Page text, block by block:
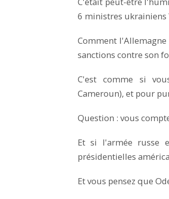
6 ministres ukrainiens
Comment
sanctions contre son
C'est comme si
Cameroun), et pour
Question : vous
Et si l'armée russe
présidentielles
Et vous pensez que